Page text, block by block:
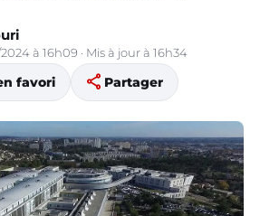
à 16h09 · Mis à jour à 16h34
favori share Partager